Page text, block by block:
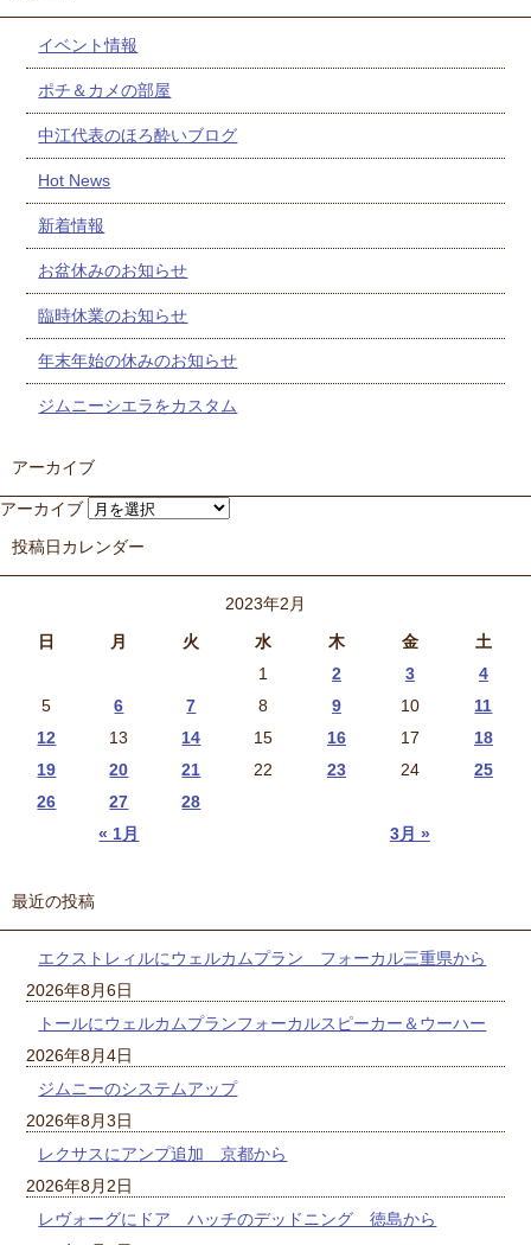
イベント情報
ポチ＆カメの部屋
中江代表のほろ酔いブログ
Hot News
新着情報
お盆休みのお知らせ
臨時休業のお知らせ
年末年始の休みのお知らせ
ジムニーシエラをカスタム
アーカイブ
アーカイブ
投稿日カレンダー
2023年2月
日
月 火 水 木 金 土
« 1月 3月 »
1 2 3
4
5
6 7 8 9 10
11
12
13 14 15 16 17
18
19
20 21 22 23 24
25
26
27 28
最近の投稿
エクストレィルにウェルカムプラン フォーカル三重県から
2026年8月6日
トールにウェルカムプランフォーカルスピーカー＆ウーハー
2026年8月4日
ジムニーのシステムアップ
2026年8月3日
レクサスにアンプ追加 京都から
2026年8月2日
レヴォーグにドア ハッチのデッドニング 徳島から